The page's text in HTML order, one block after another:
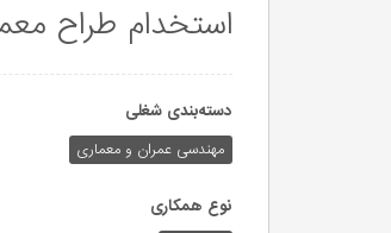
استخدام طراح
دسته‌بندی شغلی
مهندسی عمران و معماری
نوع همکاری